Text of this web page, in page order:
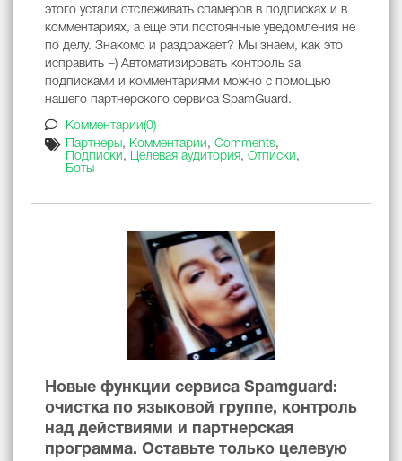
этого устали отслеживать спамеров в подписках и в
комментариях, а еще эти постоянные уведомления не
по делу. Знакомо и раздражает? Мы знаем, как это
исправить =) Автоматизировать контроль за
подписками и комментариями можно с помощью
нашего партнерского сервиса SpamGuard.
Комментарии(0)
Партнеры, Комментарии, Comments,
Подписки, Целевая аудитория, Отписки,
Боты
Новые функции сервиса Spamguard:
очистка по языковой группе, контроль
над действиями и партнерская
программа. Оставьте только целевую